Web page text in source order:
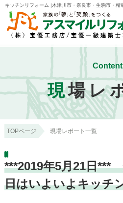
キッチンリフォーム |木津川市・奈良市・生駒市・精
務店アスマイルリフォーム
現場レ
TOPページ 現場レポート一覧
***2019年5月21日
日はいよいよキッチ